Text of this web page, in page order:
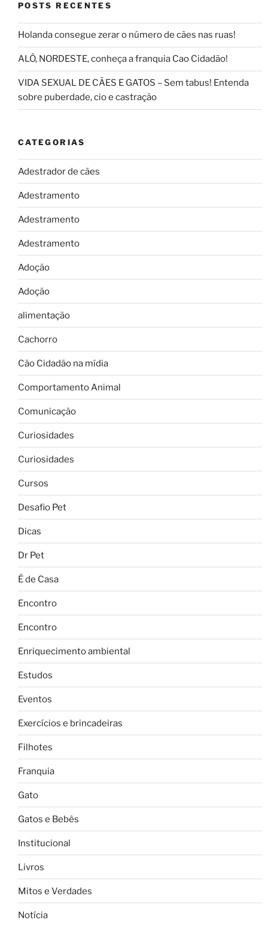
POSTS RECENTES
Holanda consegue zerar o número de cães nas ruas!
ALÔ, NORDESTE, conheça a franquia Cao Cidadão!
VIDA SEXUAL DE CÃES E GATOS – Sem tabus! Entenda
sobre puberdade, cio e castração
CATEGORIAS
Adestrador de cães
Adestramento
Adestramento
Adestramento
Adoção
Adoção
alimentação
Cachorro
Cão Cidadão na mídia
Comportamento Animal
Comunicação
Curiosidades
Curiosidades
Cursos
Desafio Pet
Dicas
Dr Pet
É de Casa
Encontro
Encontro
Enriquecimento ambiental
Estudos
Eventos
Exercícios e brincadeiras
Filhotes
Franquia
Gato
Gatos e Bebês
Institucional
Livros
Mitos e Verdades
Notícia